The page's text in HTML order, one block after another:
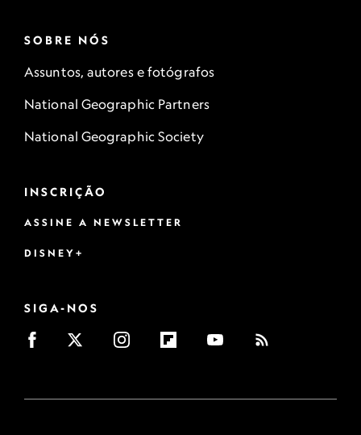
SOBRE NÓS
Assuntos, autores e fotógrafos
National Geographic Partners
National Geographic Society
INSCRIÇÃO
ASSINE A NEWSLETTER
DISNEY+
SIGA-NOS